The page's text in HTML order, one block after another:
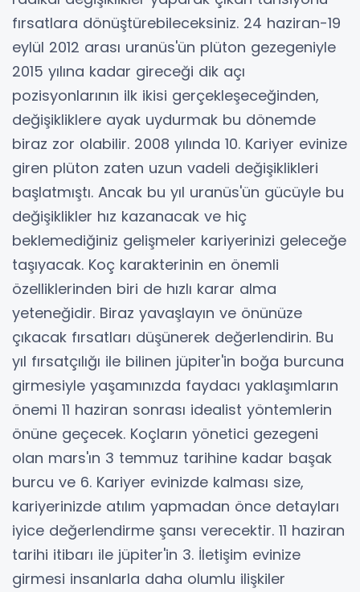
fırsatlara dönüştürebileceksiniz. 24 haziran-19
eylül 2012 arası uranüs'ün plüton gezegeniyle
2015 yılına kadar gireceği dik açı
pozisyonlarının ilk ikisi gerçekleşeceğinden,
değişikliklere ayak uydurmak bu dönemde
biraz zor olabilir. 2008 yılında 10. Kariyer evinize
giren plüton zaten uzun vadeli değişiklikleri
başlatmıştı. Ancak bu yıl uranüs'ün gücüyle bu
değişiklikler hız kazanacak ve hiç
beklemediğiniz gelişmeler kariyerinizi geleceğe
taşıyacak. Koç karakterinin en önemli
özelliklerinden biri de hızlı karar alma
yeteneğidir. Biraz yavaşlayın ve önünüze
çıkacak fırsatları düşünerek değerlendirin. Bu
yıl fırsatçılığı ile bilinen jüpiter'in boğa burcuna
girmesiyle yaşamınızda faydacı yaklaşımların
önemi 11 haziran sonrası idealist yöntemlerin
önüne geçecek. Koçların yönetici gezegeni
olan mars'ın 3 temmuz tarihine kadar başak
burcu ve 6. Kariyer evinizde kalması size,
kariyerinizde atılım yapmadan önce detayları
iyice değerlendirme şansı verecektir. 11 haziran
tarihi itibarı ile jüpiter'in 3. İletişim evinize
girmesi insanlarla daha olumlu ilişkiler